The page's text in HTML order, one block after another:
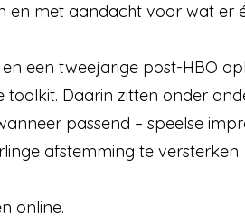
met aandacht voor wat er
een tweejarige post-HBO
toolkit. Daarin zitten onder
passend – speelse
afstemming te versterken.
online.